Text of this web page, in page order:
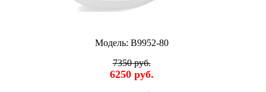
Модель: B9952-80
7350 руб.
6250 руб.